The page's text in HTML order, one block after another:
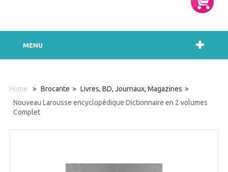
MENU
Home > Brocante > Livres, BD, Journaux, Magazines >
Nouveau Larousse encyclopédique Dictionnaire en 2 volumes
Complet